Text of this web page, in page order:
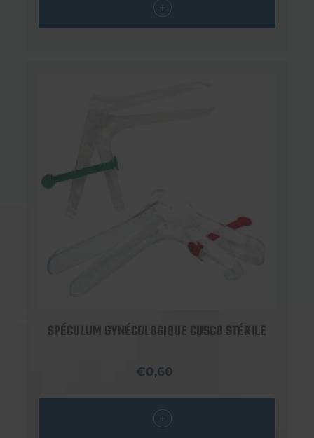
SPÉCULUM GYNÉCOLOGIQUE CUSCO STÉRILE
€0,60